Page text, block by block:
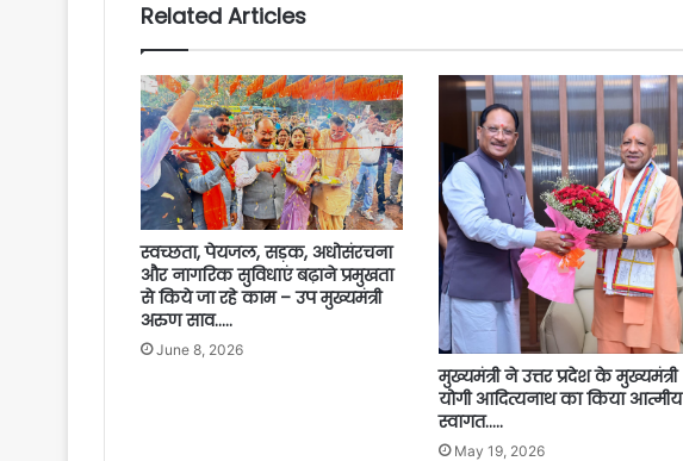
Related Articles
स्वच्छता, पेयजल, सड़क, अधोसंरचना
और नागरिक सुविधाएं बढ़ाने प्रमुखता
से किये जा रहे काम – उप मुख्यमंत्री
अरुण साव…..
June 8, 2026
मुख्यमंत्री ने उत्तर प्रदेश के मुख्यमंत्री
योगी आदित्यनाथ का किया आत्मीय
स्वागत…..
May 19, 2026